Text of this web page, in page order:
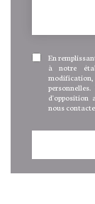
En
à notre
d'opposition
nous